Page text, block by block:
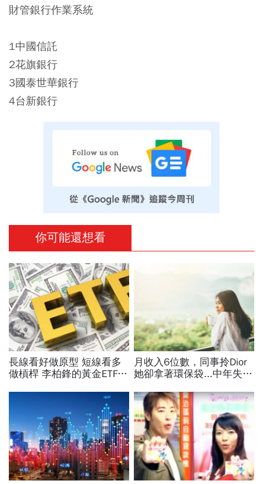
財管銀行作業系統
1中國信託
2花旗銀行
3國泰世華銀行
4台新銀行
你可能還想看
長線看好做原型 短線看多
做槓桿 李柏鋒的黃金ETF投
月收入6位數，同事拎Dior
她卻拿著環保袋...中年失業
知「未來」哪時候來